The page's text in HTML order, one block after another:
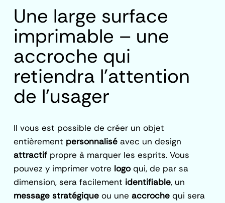
Une large surface
imprimable – une
accroche qui
retiendra l’attention
de l’usager
Il vous est possible de créer un objet
entièrement personnalisé avec un design
attractif propre à marquer les esprits. Vous
pouvez y imprimer votre logoqui, de par sa
dimension, sera facilement identifiable, un
message stratégique ou uneaccroche qui sera